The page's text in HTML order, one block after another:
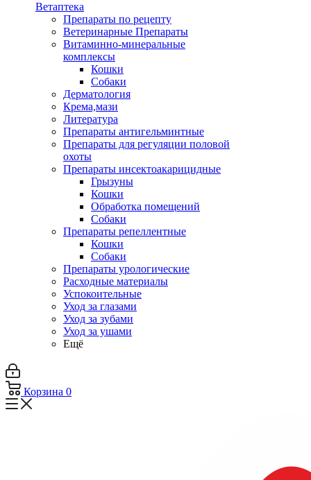
Ветаптека
Препараты по рецепту
Ветеринарные Препараты
Витаминно-минеральные
комплексы
Кошки
Собаки
Дерматология
Крема,мази
Литература
Препараты антигельминтные
Препараты для регуляции половой
охоты
Препараты инсектоакарицидные
Грызуны
Кошки
Обработка помещений
Собаки
Препараты репеллентные
Кошки
Собаки
Препараты урологические
Расходные материалы
Успокоительные
Уход за глазами
Уход за зубами
Уход за ушами
Ещё
Корзина 0